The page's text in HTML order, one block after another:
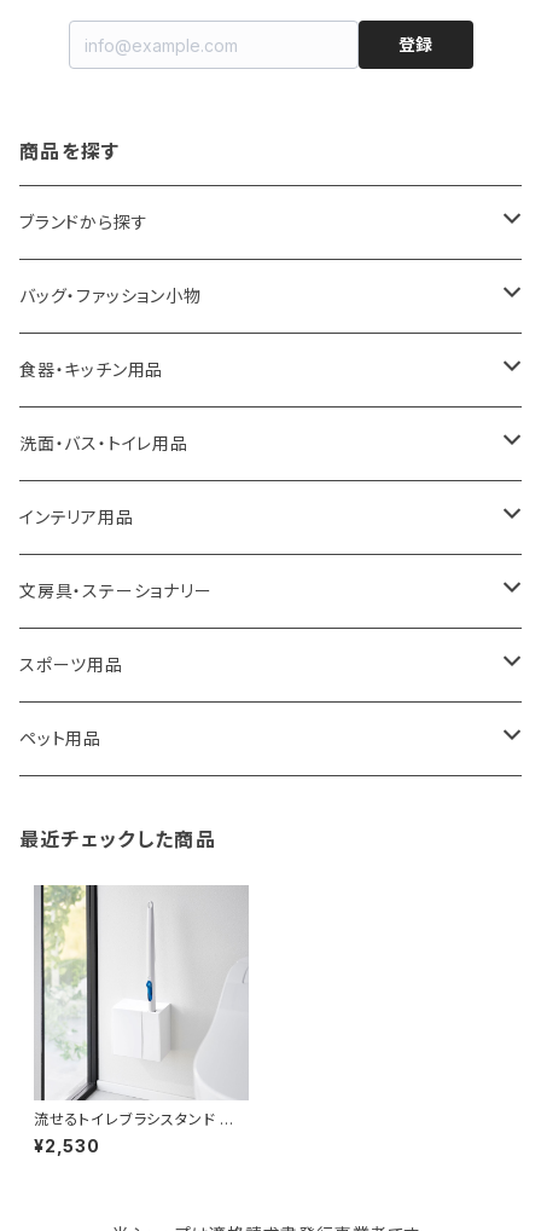
登録
商品を探す
ブランドから探す
LOQI
ideaco
a.depeche
ROOTOTE
100percent
藤田金属
TG
paperblanks
Like-it
KIND BAG LONDON
tower
バッグ・ファッション小物
エコバッグ
アクセサリー
トートバッグ
保冷バッグ
リュックサック
ショルダーバッグ
スポーツバッグ
マザーズバッグ
パソコンケース
バッグアクセサリー
食器・キッチン用品
キッチンラック
キッチンペーパーホルダー
食器・テーブルウェア
ゴミ箱
収納用品
ソープディスペンサー
タオルハンガー
調理器具・調理小物
ディッシュラック
洗面・バス・トイレ用品
洗面用品
掃除・洗濯用品
トイレ用品
バス用品
インテリア用品
アイロン台
アクセサリー収納
ウェットティッシュケース
ガーデニング用品
蚊やり
クッション・クッションカバー
玄関収納
文房具・ステーショナリー
筆記具・ペン
ノート
スポーツ用品
卓球用品
ペット用品
猫用グッズ
その他
最近チェックした商品
流せるトイレブラシスタンド 山
崎実業 tower タワー ウォール
流せるトイレブラシ＆替えブラシ
¥2,530